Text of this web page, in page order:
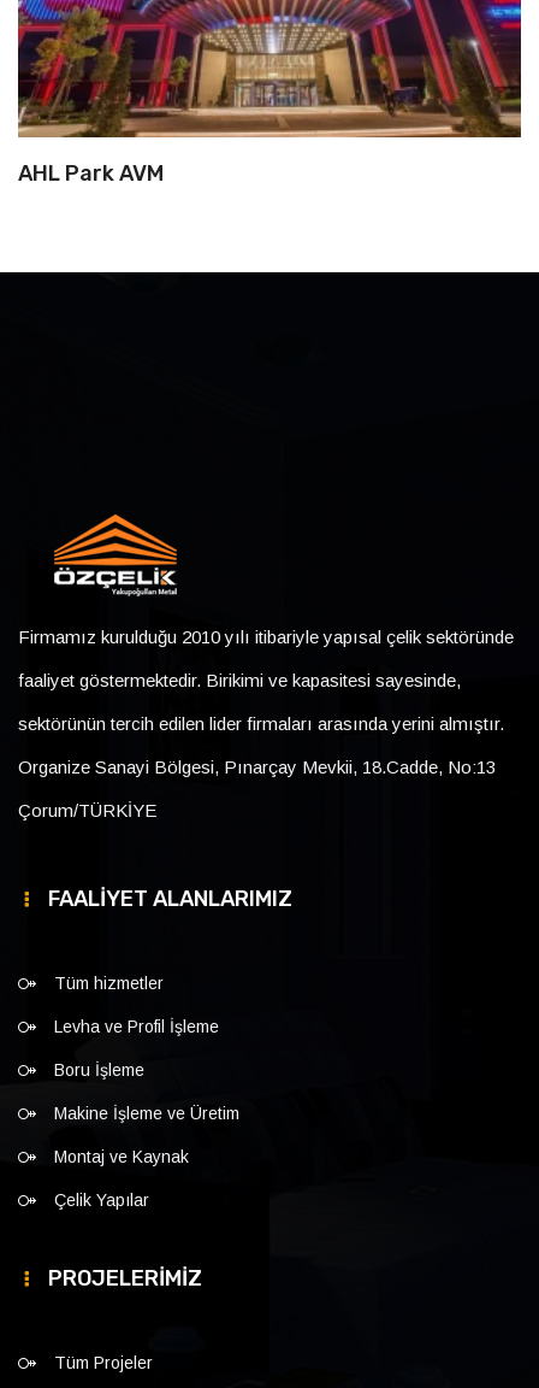
AHL Park AVM
Firmamız kurulduğu 2010 yılı itibariyle yapısal çelik sektöründe
faaliyet göstermektedir. Birikimi ve kapasitesi sayesinde,
sektörünün tercih edilen lider firmaları arasında yerini almıştır.
Organize Sanayi Bölgesi, Pınarçay Mevkii, 18.Cadde, No:13
Çorum/TÜRKİYE
FAALİYET ALANLARIMIZ
Tüm hizmetler
Levha ve Profil İşleme
Boru İşleme
Makine İşleme ve Üretim
Montaj ve Kaynak
Çelik Yapılar
PROJELERİMİZ
Tüm Projeler